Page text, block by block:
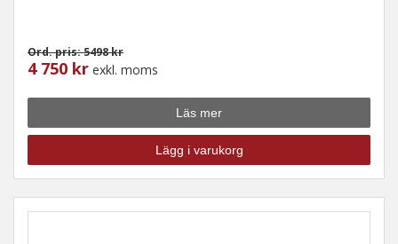
Ord. pris: 5498 kr
4 750 kr exkl. moms
Läs mer
Lägg i varukorg